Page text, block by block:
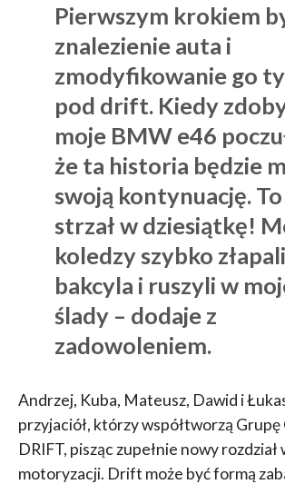
Pierwszym krokiem
znalezienie auta i
zmodyfikowanie go
pod drift. Kiedy
moje BMW e46
że ta historia będzie
swoją kontynuację. To
strzał w dziesiątkę!
koledzy szybko złapali
bakcyla i ruszyli w
ślady – dodaje z
zadowoleniem.
Andrzej, Kuba, Mateusz, Dawid i
przyjaciół, którzy współtworzą
DRIFT, pisząc zupełnie nowy
motoryzacji. Drift może być formą